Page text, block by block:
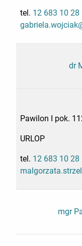
tel. 12 683 10 28
dr
Pawilon I pok.
URLOP
tel. 12 683 10 28
mgr